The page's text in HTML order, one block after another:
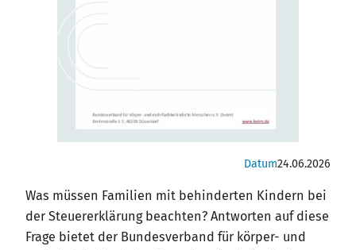
Datum24.06.2026
Was müssen Familien mit behinderten Kindern bei
der Steuererklärung beachten? Antworten auf diese
Frage bietet der Bundesverband für körper- und